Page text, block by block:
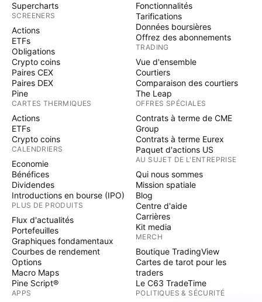
Supercharts
SCREENERS
Actions
ETFs
Obligations
Crypto coins
Paires CEX
Paires DEX
Pine
CARTES THERMIQUES
Actions
ETFs
Crypto coins
CALENDRIERS
Economie
Bénéfices
Dividendes
Introductions en bourse (IPO)
PLUS DE PRODUITS
Flux d'actualités
Portefeuilles
Graphiques fondamentaux
Courbes de rendement
Options
Macro Maps
Pine Script®
APPS
Fonctionnalités
Tarifications
Données boursières
Offrez des abonnements
TRADING
Vue d'ensemble
Courtiers
Comparaison des courtiers
The Leap
OFFRES SPÉCIALES
Contrats à terme de CME
Group
Contrats à terme Eurex
Paquet d'actions US
AU SUJET DE L'ENTREPRISE
Qui nous sommes
Mission spatiale
Blog
Centre d'aide
Carrières
Kit media
MERCH
Boutique TradingView
Cartes de tarot pour les
traders
Le C63 TradeTime
POLITIQUES & SÉCURITÉ